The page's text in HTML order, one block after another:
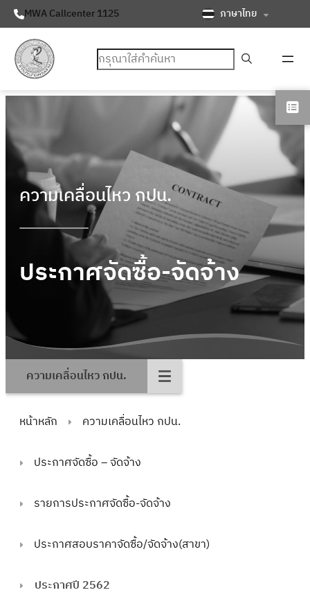
MWA Callcenter 1125 ภาษาไทย
ค้นหา
ความเคลื่อนไหว กปน.
ประกาศจัดซื้อ-จัดจ้าง
ความเคลื่อนไหว กปน.
หน้าหลัก ความเคลื่อนไหว กปน.
ประกาศจัดซื้อ – จัดจ้าง
รายการประกาศจัดซื้อ-จัดจ้าง
ประกาศสอบราคาจัดซื้อ/จัดจ้าง(สาขา)
ประกาศปี 2562